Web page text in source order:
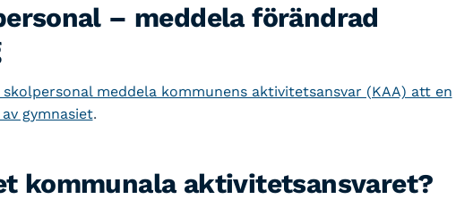
– meddela förändrad
meddela kommunens aktivitetsansvar (KAA) att en
gymnasiet.
kommunala aktivitetsansvaret?